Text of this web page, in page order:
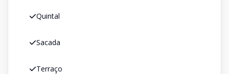
Quintal
Sacada
Terraço